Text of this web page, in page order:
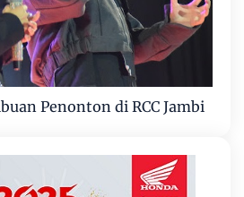
Penonton di RCC Jambi